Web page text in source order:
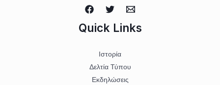
Quick Links
Ιστορία
Δελτία Τύπου
Εκδηλώσεις